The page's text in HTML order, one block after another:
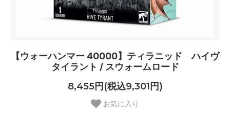
【ウォーハンマー 40000】ティラニッド ハイヴ
タイラント / スウォームロード
8,455円(税込9,301円)
お気に入り